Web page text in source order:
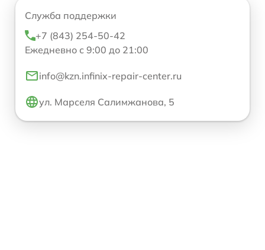
Служба поддержки
+7 (843) 254-50-42
Ежедневно с 9:00 до 21:00
info@kzn.infinix-repair-center.ru
ул. Марселя Салимжанова, 5